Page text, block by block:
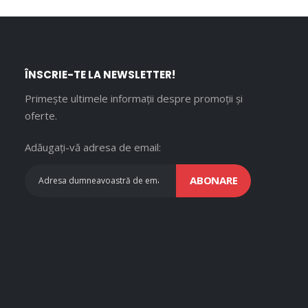
ÎNSCRIE-TE LA NEWSLETTER!
Primește ultimele informații despre promoții și
oferte.
Adăugați-vă adresa de email:
ABONARE